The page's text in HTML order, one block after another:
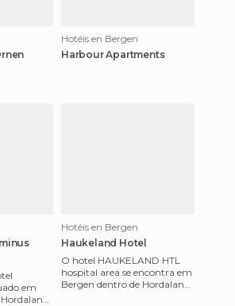
Hotéis en Bergen
Harbour Apartments
em
Hotéis en Bergen
Haukeland Hotel
O hotel HAUKELAND HTL
hospital area se encontra em
Bergen dentro de Hordaland